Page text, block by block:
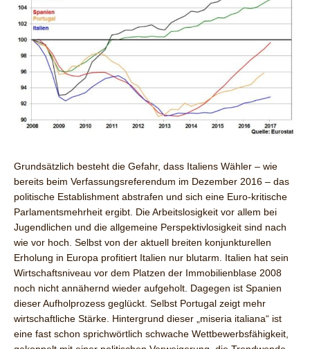
Grundsätzlich besteht die Gefahr, dass Italiens Wähler – wie
bereits beim Verfassungsreferendum im Dezember 2016 – das
politische Establishment abstrafen und sich eine Euro-kritische
Parlamentsmehrheit ergibt. Die Arbeitslosigkeit vor allem bei
Jugendlichen und die allgemeine Perspektivlosigkeit sind nach
wie vor hoch. Selbst von der aktuell breiten konjunkturellen
Erholung in Europa profitiert Italien nur blutarm. Italien hat sein
Wirtschaftsniveau vor dem Platzen der Immobilienblase 2008
noch nicht annähernd wieder aufgeholt. Dagegen ist Spanien
dieser Aufholprozess geglückt. Selbst Portugal zeigt mehr
wirtschaftliche Stärke. Hintergrund dieser „miseria italiana“ ist
eine fast schon sprichwörtlich schwache Wettbewerbsfähigkeit,